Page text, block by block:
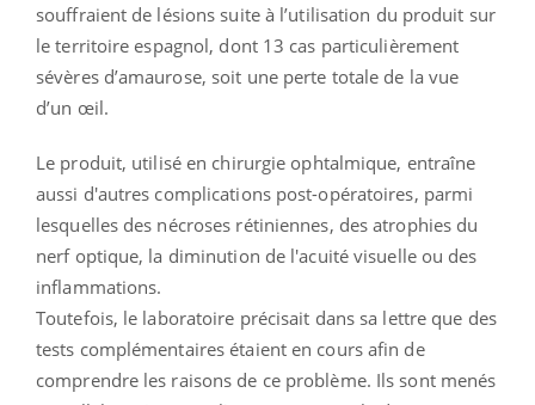
souffraient de lésions suite à l’utilisation du produit sur
le territoire espagnol, dont 13 cas particulièrement
sévères d’amaurose, soit une perte totale de la vue
d’un œil.
Le produit, utilisé en chirurgie ophtalmique, entraîne
aussi d'autres complications post-opératoires, parmi
lesquelles des nécroses rétiniennes, des atrophies du
nerf optique, la diminution de l'acuité visuelle ou des
inflammations.
Toutefois, le laboratoire précisait dans sa lettre que des
tests complémentaires étaient en cours afin de
comprendre les raisons de ce problème. Ils sont menés